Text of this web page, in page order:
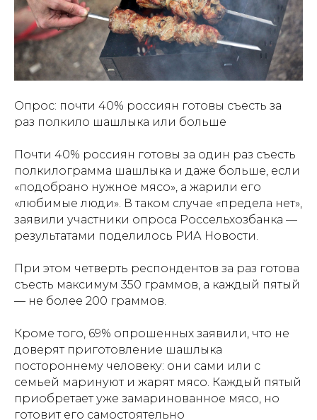
Опрос: почти 40% россиян готовы съесть за
раз полкило шашлыка или больше
Почти 40% россиян готовы за один раз съесть
полкилограмма шашлыка и даже больше, если
«подобрано нужное мясо», а жарили его
«любимые люди». В таком случае «предела нет»,
заявили участники опроса Россельхозбанка —
результатами поделилось РИА Новости.
При этом четверть респондентов за раз готова
съесть максимум 350 граммов, а каждый пятый
— не более 200 граммов.
Кроме того, 69% опрошенных заявили, что не
доверят приготовление шашлыка
постороннему человеку: они сами или с
семьей маринуют и жарят мясо. Каждый пятый
приобретает уже замаринованное мясо, но
готовит его самостоятельно